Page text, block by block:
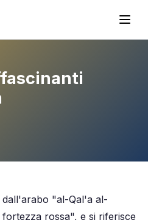
"al-Qal'a al-
rossa", e si riferisce